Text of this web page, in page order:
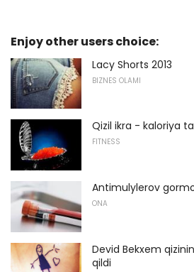
Enjoy other users choice:
Lacy Shorts 2013
BIZNES OLAMI
Qizil ikra - kaloriya
FITNESS
Antimulylerov
ONA
Devid Bekxem
qildi